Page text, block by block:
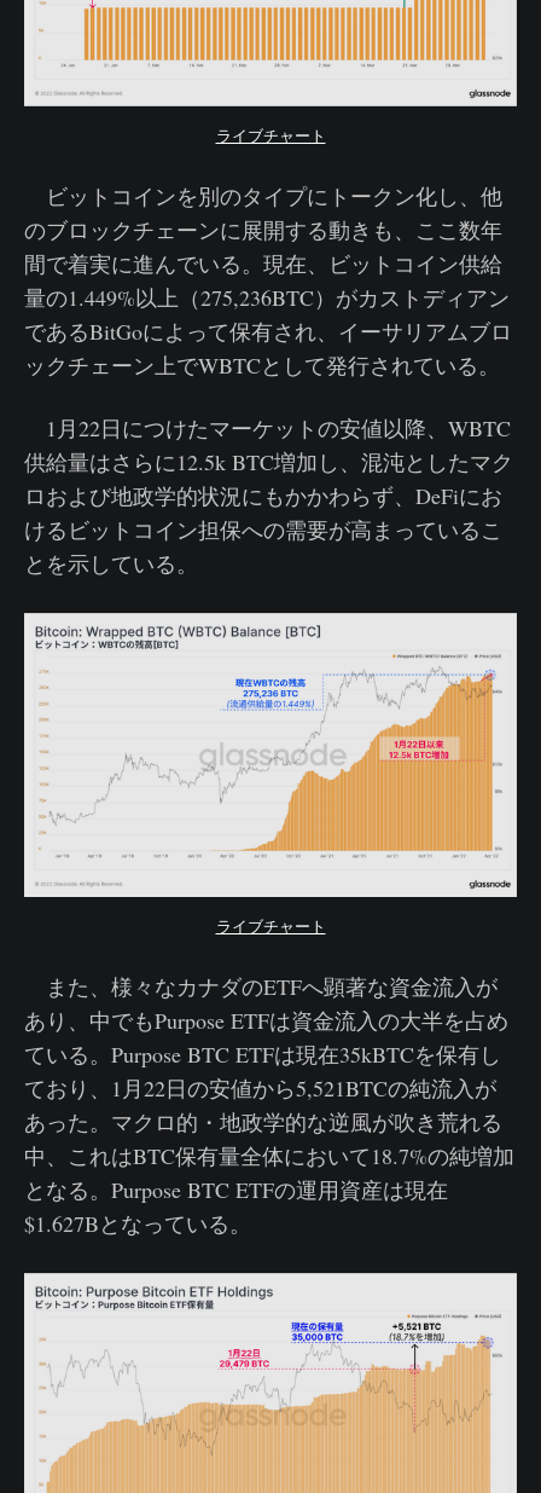
ライブチャート
ビットコインを別のタイプにトークン化し、他
のブロックチェーンに展開する動きも、ここ数年
間で着実に進んでいる。現在、ビットコイン供給
量の1.449%以上（275,236BTC）がカストディアン
であるBitGoによって保有され、イーサリアムブロ
ックチェーン上でWBTCとして発行されている。
1月22日につけたマーケットの安値以降、WBTC
供給量はさらに12.5k BTC増加し、混沌としたマク
ロおよび地政学的状況にもかかわらず、DeFiにお
けるビットコイン担保への需要が高まっているこ
とを示している。
ライブチャート
また、様々なカナダのETFへ顕著な資金流入が
あり、中でもPurpose ETFは資金流入の大半を占め
ている。Purpose BTC ETFは現在35kBTCを保有し
ており、1月22日の安値から5,521BTCの純流入が
あった。マクロ的・地政学的な逆風が吹き荒れる
中、これはBTC保有量全体において18.7%の純増加
となる。Purpose BTC ETFの運用資産は現在
$1.627Bとなっている。